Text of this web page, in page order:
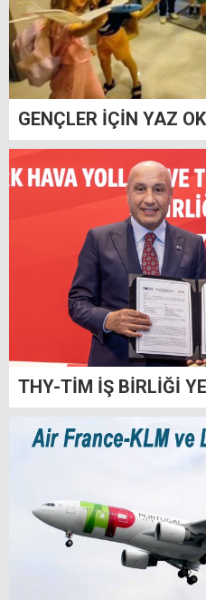
GENÇLER İÇİN YAZ
THY-TİM İŞ BİRLİĞİ